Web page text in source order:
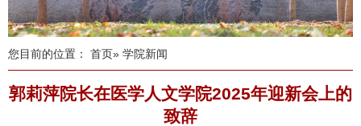
您目前的位置： 首页» 学院新闻
郭莉萍院长在医学人文学院2025年迎新会上的
致辞